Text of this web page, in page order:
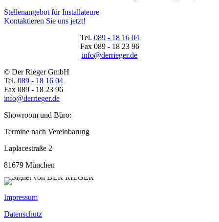
Stellenangebot für Installateure
Kontaktieren Sie uns jetzt!
Tel. 089 - 18 16 04
Fax 089 - 18 23 96
info@derrieger.de
© Der Rieger GmbH
Tel. 089 - 18 16 04
Fax 089 - 18 23 96
info@derrieger.de
Showroom und Büro:
Termine nach Vereinbarung
Laplacestraße 2
81679 München
Impressum
Datenschutz